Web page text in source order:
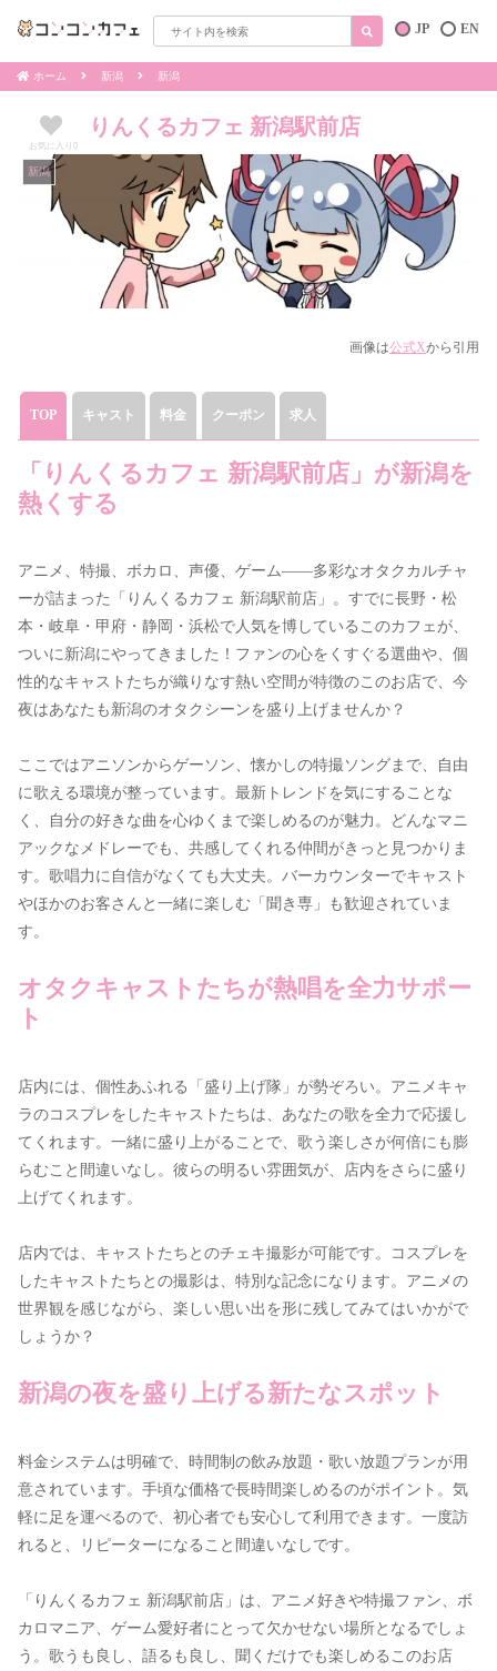
EN
JP
ホーム 新潟 新潟
お気に入り 0
りんくるカフェ 新潟駅前店
新潟
画像は公式Xから引用
TOP キャスト 料金 クーポン 求人
「りんくるカフェ 新潟駅前店」が新潟を
熱くする
アニメ、特撮、ボカロ、声優、ゲーム――多彩なオタクカルチャ
ーが詰まった「りんくるカフェ 新潟駅前店」。すでに長野・松
本・岐阜・甲府・静岡・浜松で人気を博しているこのカフェが、
ついに新潟にやってきました！ファンの心をくすぐる選曲や、個
性的なキャストたちが織りなす熱い空間が特徴のこのお店で、今
夜はあなたも新潟のオタクシーンを盛り上げませんか？
ここではアニソンからゲーソン、懐かしの特撮ソングまで、自由
に歌える環境が整っています。最新トレンドを気にすることな
く、自分の好きな曲を心ゆくまで楽しめるのが魅力。どんなマニ
アックなメドレーでも、共感してくれる仲間がきっと見つかりま
す。歌唱力に自信がなくても大丈夫。バーカウンターでキャスト
やほかのお客さんと一緒に楽しむ「聞き専」も歓迎されていま
す。
オタクキャストたちが熱唱を全力サポー
ト
店内には、個性あふれる「盛り上げ隊」が勢ぞろい。アニメキャ
ラのコスプレをしたキャストたちは、あなたの歌を全力で応援し
てくれます。一緒に盛り上がることで、歌う楽しさが何倍にも膨
らむこと間違いなし。彼らの明るい雰囲気が、店内をさらに盛り
上げてくれます。
店内では、キャストたちとのチェキ撮影が可能です。コスプレを
したキャストたちとの撮影は、特別な記念になります。アニメの
世界観を感じながら、楽しい思い出を形に残してみてはいかがで
しょうか？
新潟の夜を盛り上げる新たなスポット
料金システムは明確で、時間制の飲み放題・歌い放題プランが用
意されています。手頃な価格で長時間楽しめるのがポイント。気
軽に足を運べるので、初心者でも安心して利用できます。一度訪
れると、リピーターになること間違いなしです。
「りんくるカフェ 新潟駅前店」は、アニメ好きや特撮ファン、ボ
カロマニア、ゲーム愛好者にとって欠かせない場所となるでしょ
う。歌うも良し、語るも良し、聞くだけでも楽しめるこのお店